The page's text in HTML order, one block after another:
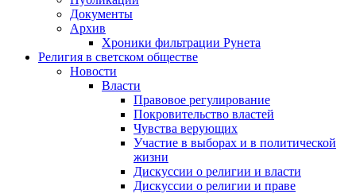
Документы
Архив
Хроники фильтрации Рунета
Религия в светском обществе
Новости
Власти
Правовое регулирование
Покровительство властей
Чувства верующих
Участие в выборах и в политической
жизни
Дискуссии о религии и власти
Дискуссии о религии и праве